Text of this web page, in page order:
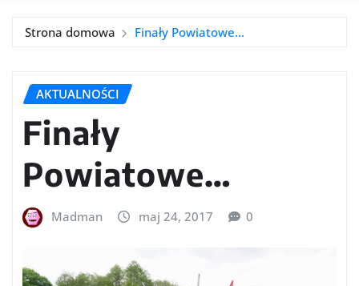
Strona domowa Finały Powiatowe…
AKTUALNOŚCI
Finały
Powiatowe…
Madman maj 24, 2017 0